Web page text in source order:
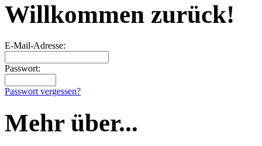
Willkommen zurück!
E-Mail-Adresse:
Passwort:
Passwort vergessen?
Mehr über...